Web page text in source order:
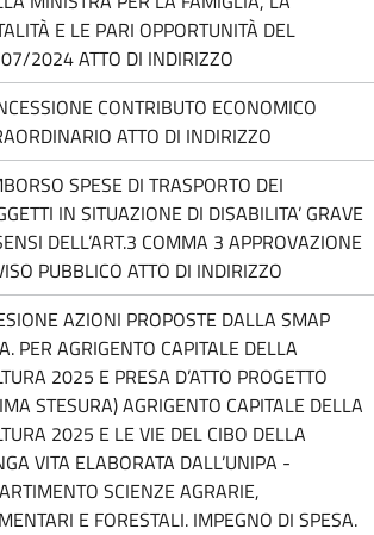
E LE PARI OPPORTUNITÀ DEL
2024 ATTO DI INDIRIZZO
CONTRIBUTO ECONOMICO
ATTO DI INDIRIZZO
SPESE DI TRASPORTO DEI
IN SITUAZIONE DI DISABILITA’ GRAVE
DELL’ART.3 COMMA 3 APPROVAZIONE
PUBBLICO ATTO DI INDIRIZZO
AZIONI PROPOSTE DALLA SMAP
PER AGRIGENTO CAPITALE DELLA
2025 E PRESA D’ATTO PROGETTO
STESURA) AGRIGENTO CAPITALE DELLA
2025 E LE VIE DEL CIBO DELLA
VITA ELABORATA DALL’UNIPA -
SCIENZE AGRARIE,
E FORESTALI. IMPEGNO DI SPESA.